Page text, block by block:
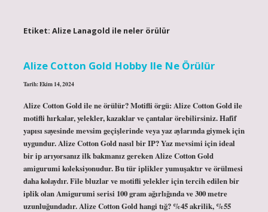
Etiket: Alize Lanagold ile neler örülür
Alize Cotton Gold Hobby Ile Ne Örülür
Tarih: Ekim 14, 2024
Alize Cotton Gold ile ne örülür? Motifli örgü: Alize Cotton Gold ile
motifli hırkalar, yelekler, kazaklar ve çantalar örebilirsiniz. Hafif
yapısı sayesinde mevsim geçişlerinde veya yaz aylarında giymek için
uygundur. Alize Cotton Gold nasıl bir IP? Yaz mevsimi için ideal
bir ip arıyorsanız ilk bakmanız gereken Alize Cotton Gold
amigurumi koleksiyonudur. Bu tür iplikler yumuşaktır ve örülmesi
daha kolaydır. File bluzlar ve motifli yelekler için tercih edilen bir
iplik olan Amigurumi serisi 100 gram ağırlığında ve 300 metre
uzunluğundadır. Alize Cotton Gold hangi tığ? %45 akrilik, %55